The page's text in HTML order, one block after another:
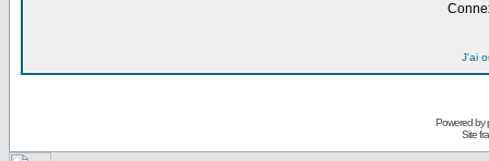
J'ai
Powered by
Site